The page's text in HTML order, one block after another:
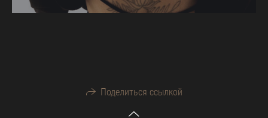
Поделиться ссылкой